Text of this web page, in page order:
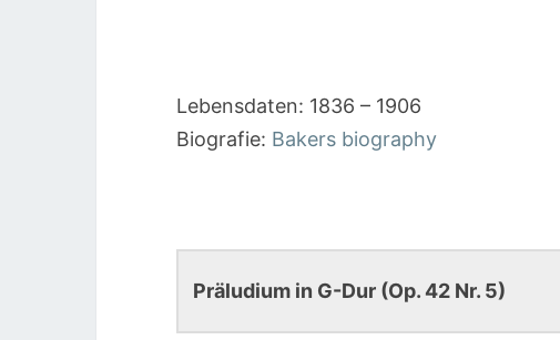
Lebensdaten: 1836 – 1906
Biografie: Bakers biography
Präludium in G-Dur (Op. 42 Nr. 5)